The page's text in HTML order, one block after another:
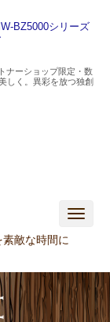
BZ5000シリーズ
ナーショップ限定・数
しく。異彩を放つ独創
N
a
t
i
o
敵な時間に